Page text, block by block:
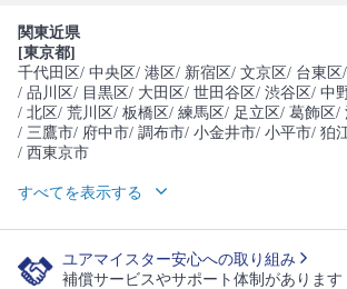
関東近県
[東京都]
千代田区/ 中央区/ 港区/ 新宿区/ 文京区/ 台東区
/ 品川区/ 目黒区/ 大田区/ 世田谷区/ 渋谷区/ 中
/ 北区/ 荒川区/ 板橋区/ 練馬区/ 足立区/ 葛飾区/
/ 三鷹市/ 府中市/ 調布市/ 小金井市/ 小平市/ 狛
/ 西東京市
すべてを表示する
ユアマイスター安心への取り組み
補償サービスやサポート体制があります